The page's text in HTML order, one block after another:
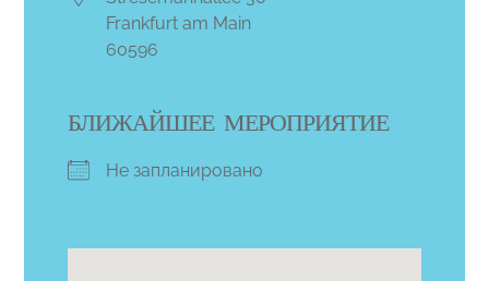
Frankfurt am Main
60596
БЛИЖАЙШЕЕ МЕРОПРИЯТИЕ
Не запланировано